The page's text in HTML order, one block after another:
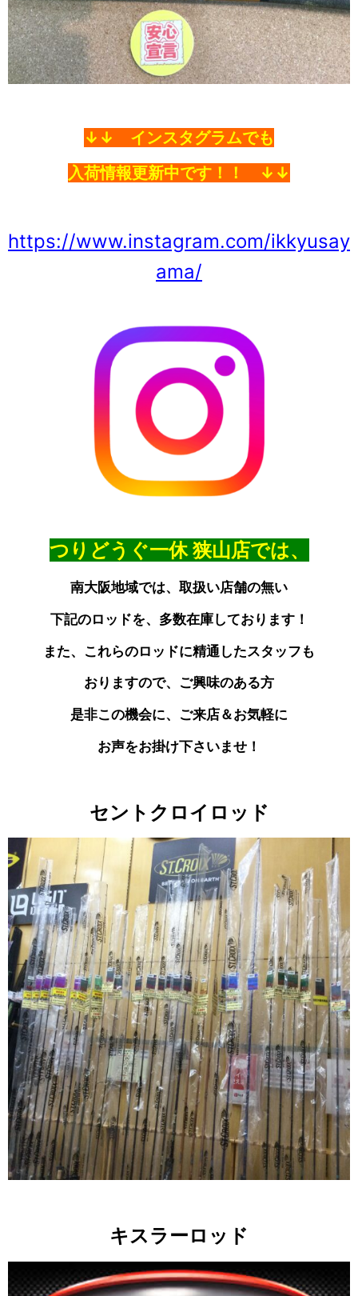
↓↓ インスタグラムでも
入荷情報更新中です！！ ↓↓
https://www.instagram.com/ikkyusay
ama/
つりどうぐ一休狭山店では、
南大阪地域では、取扱い店舗の無い
下記のロッドを、多数在庫しております！
また、これらのロッドに精通したスタッフも
おりますので、 ご興味のある方
是非この機会に、ご来店＆お気軽に
お声をお掛け下さいませ！
セントクロイロッド
キスラーロッド